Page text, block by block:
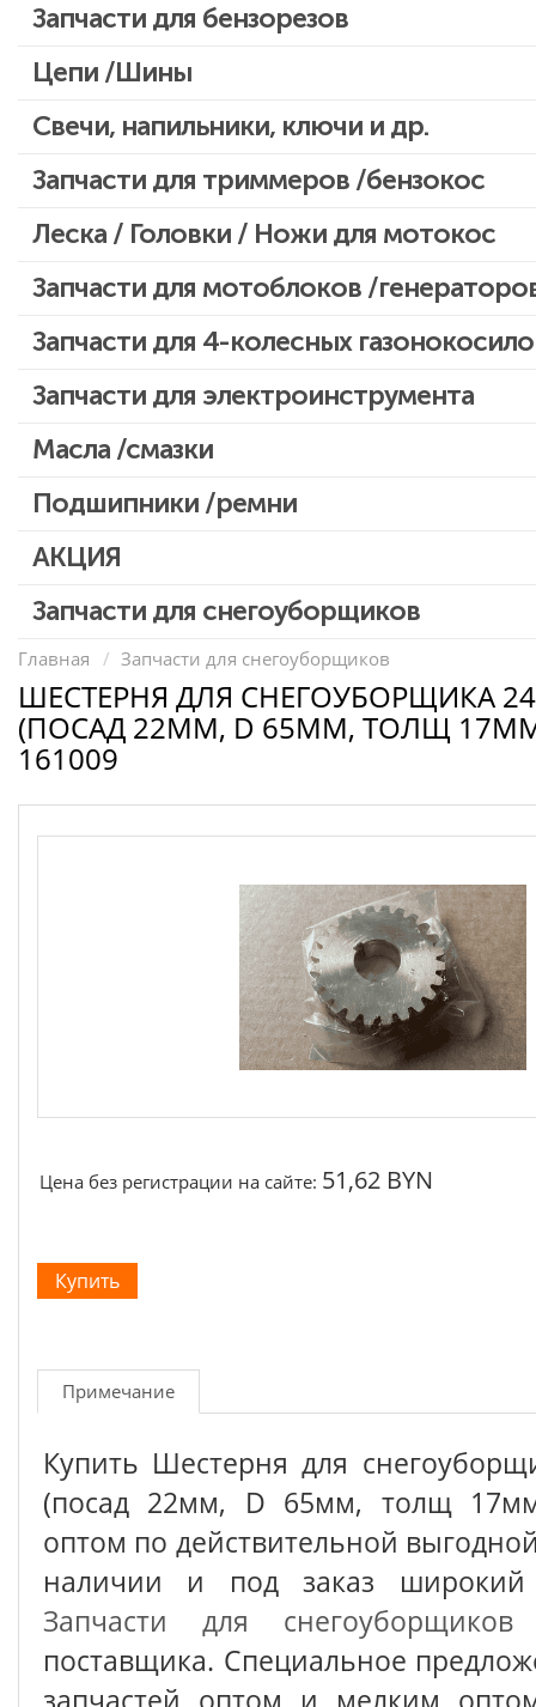
Запчасти для бензопил Stihl
Запчасти для бензопил Oleo-mac, Echo и др.
Запчасти для бензорезов
Цепи /Шины
Свечи, напильники, ключи и др.
Запчасти для триммеров /бензокос
Запчасти для Китайских триммеров
Леска / Головки / Ножи для мотокос
Запчасти для мотоблоков /
Запчасти для 4-колесных
Запчасти для электроинструмента
Двигатели, редукторы для шуруповертов
Выключатели, переключатели
Запчасти для перфораторов и отбойных молотков
Запчасти для УШМ (болгарок)
Якоря, статоры
Аккумуляторы, зарядные устройства
Ремни для электроинструмента
Масла /смазки
Подшипники /ремни
АКЦИЯ
Скидка 50%
Запчасти для снегоуборщиков
Главная Запчасти для снегоуборщиков
ШЕСТЕРНЯ ДЛЯ СНЕГОУБОРЩИКА
(ПОСАД 22ММ, D 65ММ, ТОЛЩ
161009
Цена без регистрации на сайте: 51,62 BYN
Примечание
Купить Шестерня для
(посад 22мм, D 65мм, толщ
оптом по действительной
наличии и под заказ широкий
Запчасти для снегоуборщиков
поставщика. Специальное